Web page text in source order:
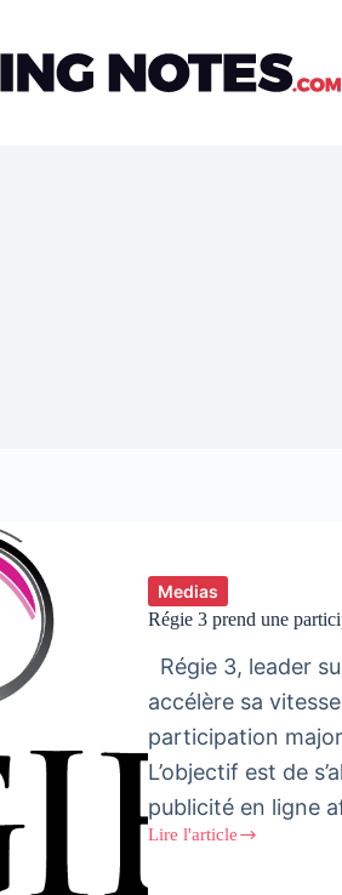
Medias
Régie 3 prend une
Régie 3, leader
accélère sa
participation
L’objectif est de
publicité en ligne
Lire l'article
Régie
prend